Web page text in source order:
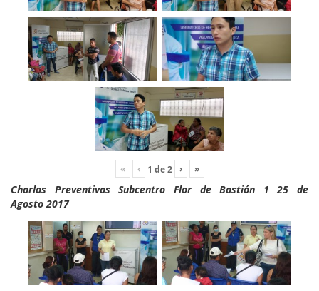
« ‹ 1 de2 › »
Charlas Preventivas Subcentro Flor de Bastión 1 25 de
Agosto 2017